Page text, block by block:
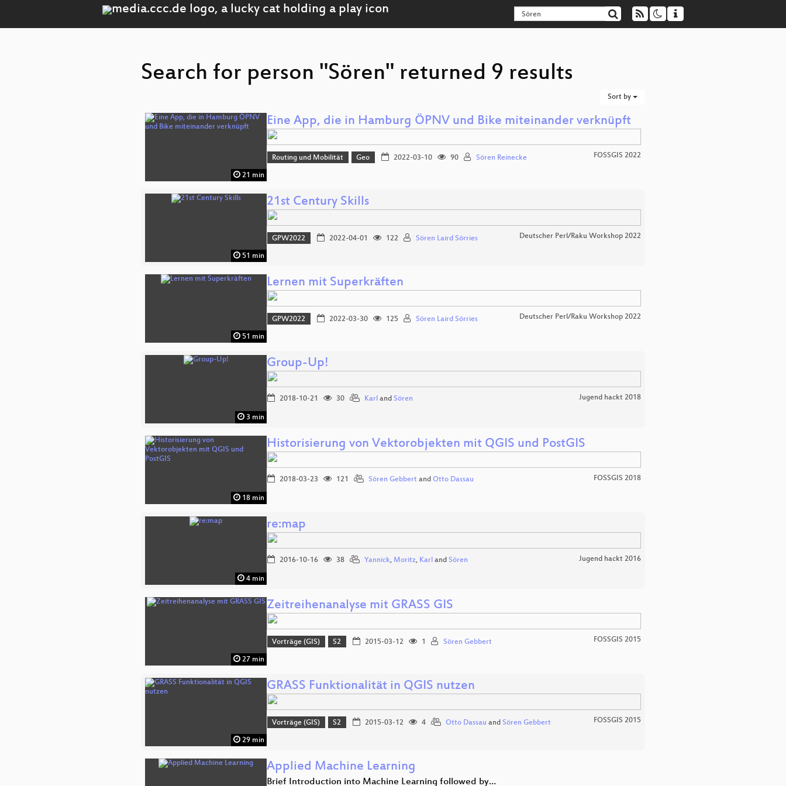
Search for person "Sören" returned 9 results
Sort by
21 min
Eine App, die in Hamburg ÖPNV und Bike miteinander verknüpft
Routing und Mobilität Geo 2022-03-10 90 Sören Reinecke FOSSGIS 2022
51 min
21st Century Skills
GPW2022 2022-04-01 122 Sören Laird Sörries Deutscher Perl/Raku Workshop 2022
51 min
Lernen mit Superkräften
GPW2022 2022-03-30 125 Sören Laird Sörries Deutscher Perl/Raku Workshop 2022
3 min
Group-Up!
2018-10-21 30 Karl and Sören Jugend hackt 2018
18 min
Historisierung von Vektorobjekten mit QGIS und PostGIS
2018-03-23 121 Sören Gebbert and Otto Dassau FOSSGIS 2018
4 min
re:map
2016-10-16 38 Yannick, Moritz, Karl and Sören Jugend hackt 2016
27 min
Zeitreihenanalyse mit GRASS GIS
Vorträge (GIS) S2 2015-03-12 1 Sören Gebbert FOSSGIS 2015
29 min
GRASS Funktionalität in QGIS nutzen
Vorträge (GIS) S2 2015-03-12 4 Otto Dassau and Sören Gebbert FOSSGIS 2015
Applied Machine Learning
Brief Introduction into Machine Learning followed by…